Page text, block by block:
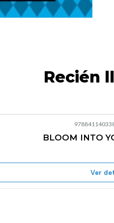
Recién
BLOOM INTO
Ver